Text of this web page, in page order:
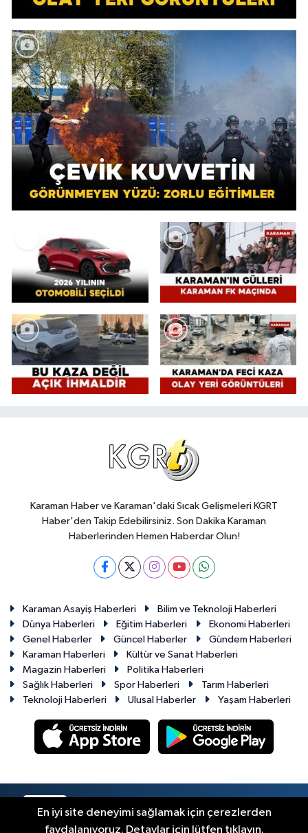
Karaman Haber ve Karaman'daki Sıcak Gelişmeleri KGRT
Haber'den Takip Edebilirsiniz. Son Dakika Karaman
Haberlerinden Hemen Haberdar Olun!
Karaman Asayiş Haberleri
Bilim ve Teknoloji Haberleri
Dünya Haberleri
Eğitim Haberleri
Ekonomi Haberleri
Genel Haberler
Güncel Haberler
Gündem Haberleri
Karaman Haberleri
Kültür ve Sanat Haberleri
Magazin Haberleri
Politika Haberleri
Sağlık Haberleri
Spor Haberleri
Tarım Haberleri
Teknoloji Haberleri
Ulusal Haberler Yaşam Haberleri
En iyi site deneyimi sağlamak için çerezlerden
faydalanıyoruz. Detaylar için lütfen tıklayın.